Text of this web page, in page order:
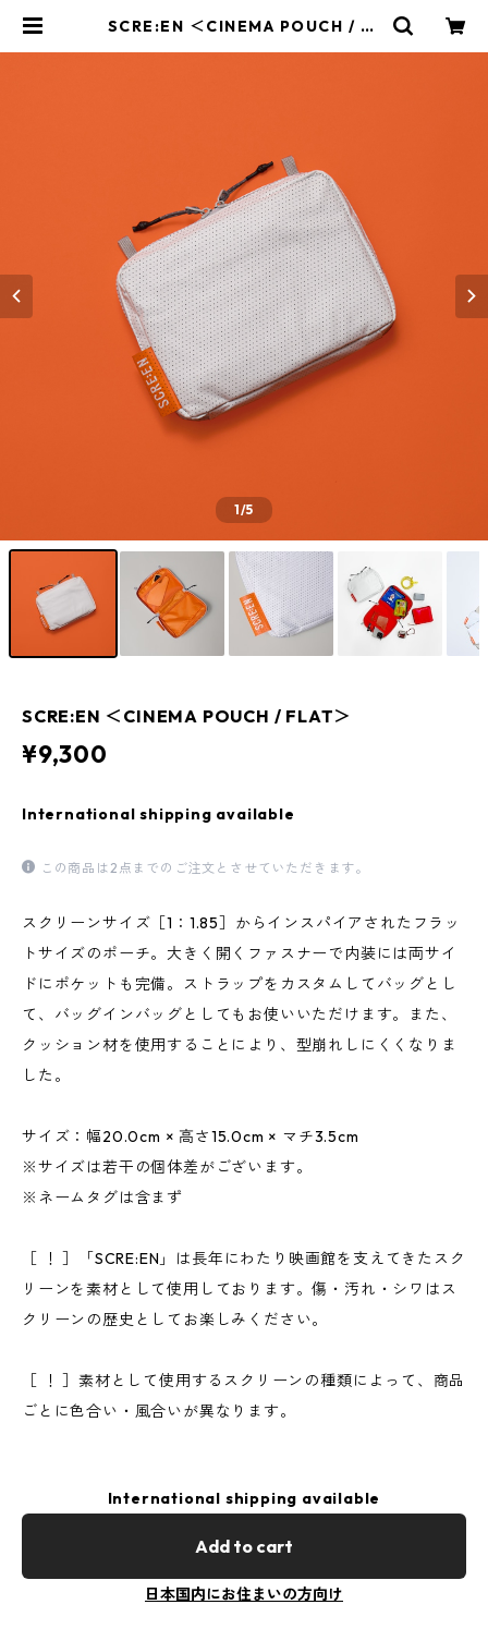
SCRE:EN ＜CINEMA POUCH / FL
1/5
SCRE:EN ＜CINEMA POUCH / FLAT＞
¥9,300
International shipping available
この商品は2点までのご注文とさせていただきます。
スクリーンサイズ［1：1.85］からインスパイアされたフラッ
トサイズのポーチ。大きく開くファスナーで内装には両サイ
ドにポケットも完備。ストラップをカスタムしてバッグとし
て、バッグインバッグとしてもお使いいただけます。また、
クッション材を使用することにより、型崩れしにくくなりま
した。
サイズ：幅20.0cm × 高さ15.0cm × マチ3.5cm
※サイズは若干の個体差がございます。
※ネームタグは含まず
［ ！ ］「SCRE:EN」は長年にわたり映画館を支えてきたスク
リーンを素材として使用しております。傷・汚れ・シワはス
クリーンの歴史としてお楽しみください。
［ ！ ］素材として使用するスクリーンの種類によって、商品
ごとに色合い・風合いが異なります。
International shipping available
Add to cart
日本国内にお住まいの方向け